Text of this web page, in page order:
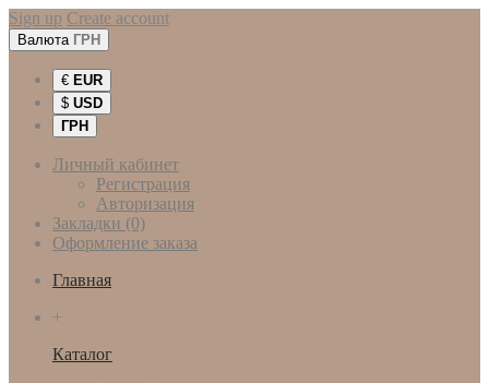
Sign up Create account
Валюта ГРН
€ EUR
$ USD
ГРН
Личный кабинет
Регистрация
Авторизация
Закладки (0)
Оформление заказа
Главная
+
Каталог